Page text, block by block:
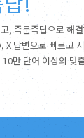
, 즉문즉답으로 해
X 답변으로 빠르고
만 단어 이상의 맞